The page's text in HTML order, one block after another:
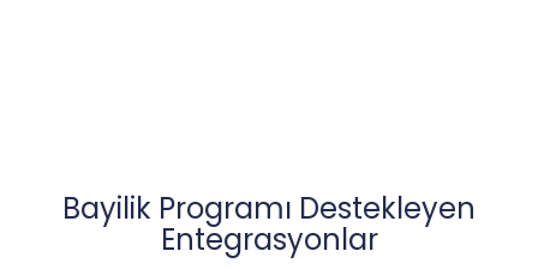
Bayilik Programı Destekleyen
Entegrasyonlar